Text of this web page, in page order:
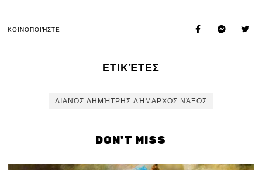
ΚΟΙΝΟΠΟΙΉΣΤΕ
ΕΤΙΚΈΤΕΣ
ΛΙΑΝΌΣ ΔΗΜΉΤΡΗΣ ΔΉΜΑΡΧΟΣ ΝΆΞΟΣ
DON'T MISS